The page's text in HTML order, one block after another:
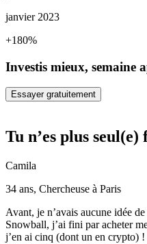
janvier 2023
+180%
Investis mieux, semaine
Essayer gratuitement
Tu n’es plus seul(e)
Camila
34 ans, Chercheuse à Paris
Avant, je n’avais aucune idée
Snowball, j’ai fini par acheter
j’en ai cinq (dont un en crypto) !